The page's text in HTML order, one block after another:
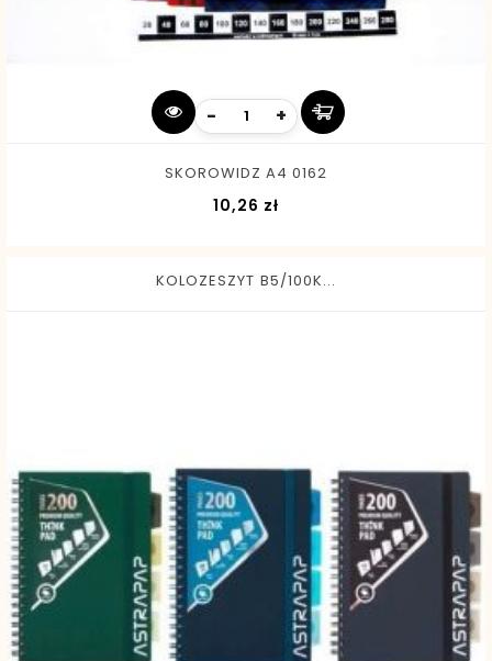
- +
SKOROWIDZ A4 0162
10,26 złCena
KOLOZESZYT B5/100K...